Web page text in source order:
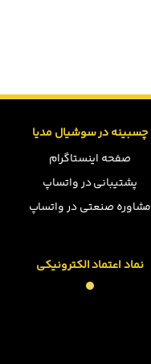
چسبینه در سوشیال مدیا
صفحه اینستاگرام
پشتیبانی در واتساپ
مشاوره صنعتی در واتساپ
نماد اعتماد الکترونیکی